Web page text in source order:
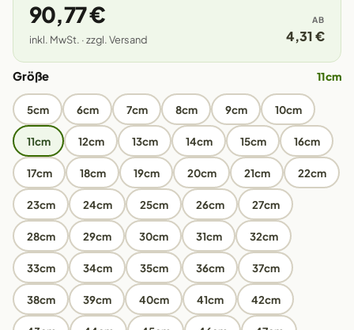
90,77 €
inkl. MwSt. · zzgl. Versand
AB
4,31 €
Größe 11cm
5cm 6cm 7cm 8cm 9cm 10cm
11cm 12cm 13cm 14cm 15cm 16cm
17cm 18cm 19cm 20cm 21cm 22cm
23cm 24cm 25cm 26cm 27cm
28cm 29cm 30cm 31cm 32cm
33cm 34cm 35cm 36cm 37cm
38cm 39cm 40cm 41cm 42cm